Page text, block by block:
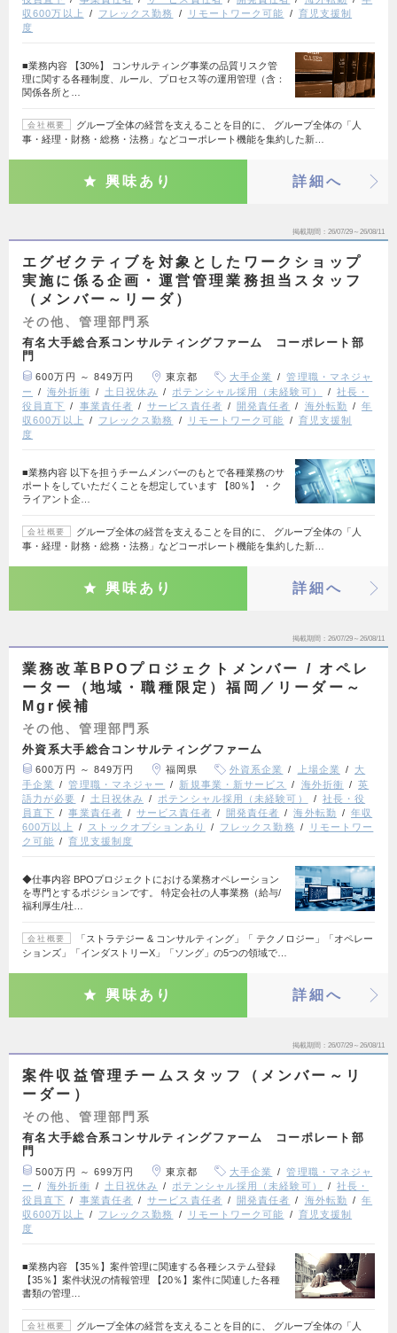
収600万以上
フレックス勤務 リモートワーク可能
育児支援制
度
■業務内容 【30%】 コンサルティング事業の品質リスク管
理に関する各種制度、ルール、プロセス等の運用管理（含：
関係各所と…
会社概要
グループ全体の経営を支えることを目的に、 グループ全体の「人
事・経理・財務・総務・法務」などコーポレート機能を集約した新…
興味あり 詳細へ
掲載期間 26/07/29～26/08/11
エグゼクティブを対象としたワークショップ
実施に係る企画・運営管理業務担当スタッフ
（メンバー～リーダ）
その他、管理部門系
有名大手総合系コンサルティングファーム コーポレート部
門
600万円 ～ 849万円 東京都 大手企業
管理職・マネジャ
ー
海外折衝 土日祝休み ポテンシャル採用（未経験可）
社長・
役員直下
事業責任者 サービス責任者 開発責任者 海外転勤
年
収600万以上
フレックス勤務 リモートワーク可能
育児支援制
度
■業務内容 以下を担うチームメンバーのもとで各種業務のサ
ポートをしていただくことを想定しています 【80％】 ・ク
ライアント企…
会社概要
グループ全体の経営を支えることを目的に、 グループ全体の「人
事・経理・財務・総務・法務」などコーポレート機能を集約した新…
興味あり 詳細へ
掲載期間 26/07/29～26/08/11
業務改革BPOプロジェクトメンバー / オペレ
ーター（地域・職種限定）福岡／リーダー～
Mgr候補
その他、管理部門系
外資系大手総合コンサルティングファーム
600万円 ～ 849万円 福岡県 外資系企業 上場企業
大
手企業
管理職・マネジャー 新規事業・新サービス 海外折衝
英
語力が必要
土日祝休み ポテンシャル採用（未経験可）
社長・役
員直下
事業責任者 サービス責任者 開発責任者 海外転勤
年収
600万以上
ストックオプションあり フレックス勤務
リモートワー
ク可能
育児支援制度
◆仕事内容 BPOプロジェクトにおける業務オペレーション
を専門とするポジションです。 特定会社の人事業務（給与/
福利厚生/社…
会社概要
「ストラテジー & コンサルティング」「 テクノロジー」「オペレー
ションズ」「インダストリーX」「ソング」の5つの領域で…
興味あり 詳細へ
掲載期間 26/07/29～26/08/11
案件収益管理チームスタッフ（メンバー～リ
ーダー）
その他、管理部門系
有名大手総合系コンサルティングファーム コーポレート部
門
500万円 ～ 699万円 東京都 大手企業
管理職・マネジャ
ー
海外折衝 土日祝休み ポテンシャル採用（未経験可）
社長・
役員直下
事業責任者 サービス責任者 開発責任者 海外転勤
年
収600万以上
フレックス勤務 リモートワーク可能
育児支援制
度
■業務内容 【35％】案件管理に関連する各種システム登録
【35％】案件状況の情報管理 【20％】案件に関連した各種
書類の管理…
会社概要
グループ全体の経営を支えることを目的に、 グループ全体の「人